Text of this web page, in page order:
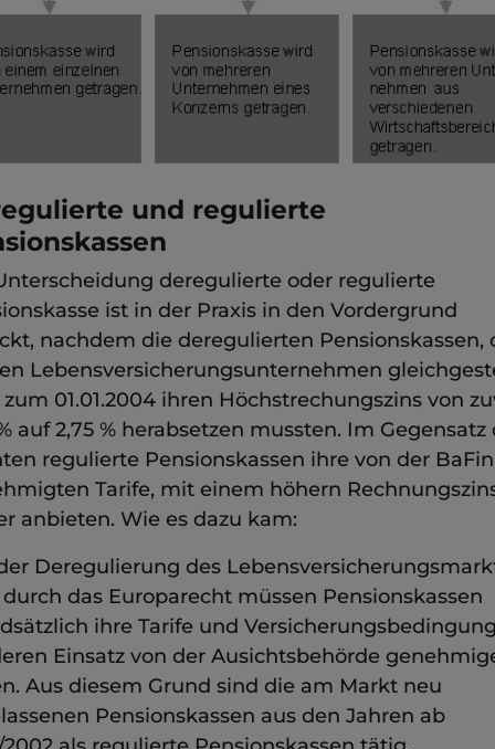
und regulierte
deregulierte oder regulierte
ist in der Praxis in den Vordergrund
nachdem die deregulierten Pensionskassen,
Lebensversicherungsunternehmen
01.01.2004 ihren Höchstrechungszins von
auf 2,75 % herabsetzen mussten. Im Gegensatz
regulierte Pensionskassen ihre von der BaFin
Tarife, mit einem höhern
anbieten. Wie es dazu kam:
Deregulierung des
durch das Europarecht müssen Pensionskassen
ihre Tarife und
Einsatz von der Ausichtsbehörde
Aus diesem Grund sind die am Markt neu
Pensionskassen aus den Jahren ab